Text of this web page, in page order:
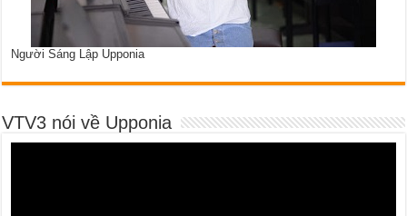
Người Sáng Lập Upponia
VTV3 nói về Upponia